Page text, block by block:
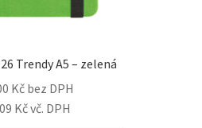
Trendy A5 – zelená
Kč bez DPH
Kčvč. DPH